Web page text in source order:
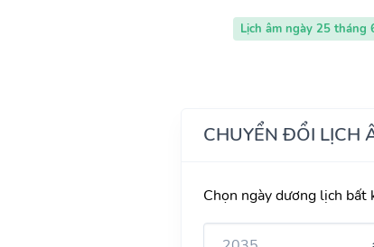
Lịch âm ngày 25 tháng
CHUYỂN ĐỔI LỊCH
Chọn ngày dương lịch bất